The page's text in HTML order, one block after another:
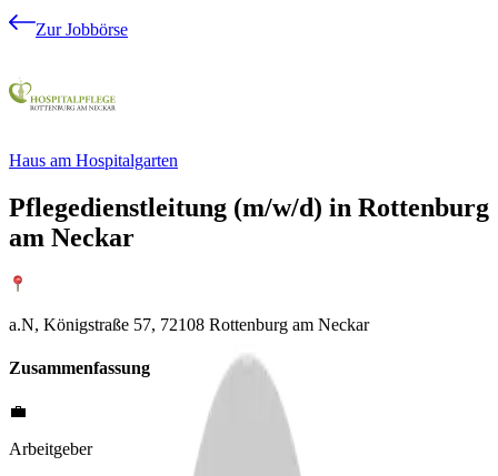
Zur Jobbörse
Haus am Hospitalgarten​
Pflegedienstleitung (m/w/d) in Rottenburg
am Neckar
a.N, Königstraße 57, 72108 Rottenburg am Neckar
Zusammenfassung
💼
Arbeitgeber